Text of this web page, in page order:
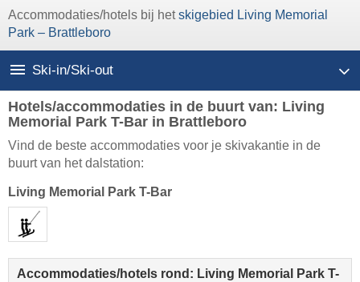
Accommodaties/hotels bij hetskigebied Living Memorial
Park – Brattleboro
Ski-in/Ski-out
Hotels/accommodaties in de buurt van: Living
Memorial Park T-Bar in Brattleboro
Vind de beste accommodaties voor je skivakantie in de
buurt van het dalstation:
Living Memorial Park T-Bar
Accommodaties/hotels rond: Living Memorial Park T-